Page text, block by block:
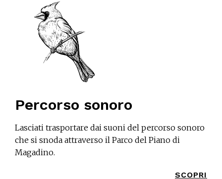
Percorso sonoro
Lasciati trasportare dai suoni del percorso sonoro
che si snoda attraverso il Parco del Piano di
Magadino.
SCOPRI